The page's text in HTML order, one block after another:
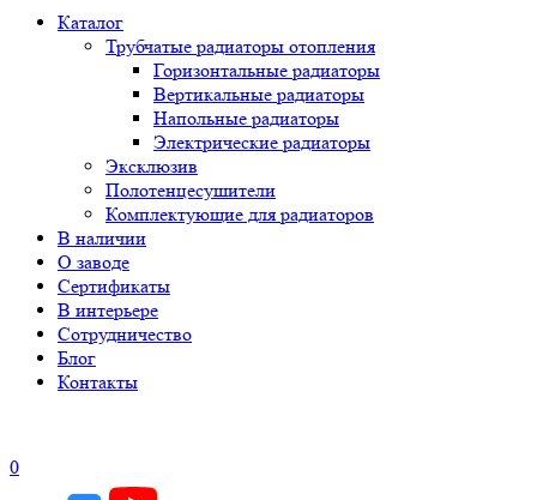
Каталог
Трубчатые радиаторы отопления
Горизонтальные радиаторы
Вертикальные радиаторы
Напольные радиаторы
Электрические радиаторы
Эксклюзив
Полотенцесушители
Комплектующие для радиаторов
В наличии
О заводе
Сертификаты
В интерьере
Сотрудничество
Блог
Контакты
0